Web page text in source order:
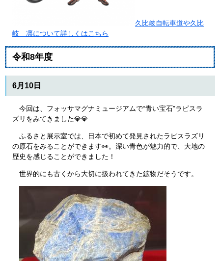
久比岐自転車道や久比
岐 凛について詳しくはこちら
令和8年度​
6月10日
今回は、フォッサマグナミュージアムで“青い宝石”ラピスラ
ズリをみてきました💎💎
ふるさと展示室では、日本で初めて発見されたラピスラズリ
の原石をみることができます👀。深い青色が魅力的で、大地の
歴史を感じることができました！
世界的にも古くから大切に扱われてきた鉱物だそうです。